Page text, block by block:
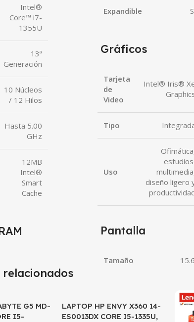
Intel®
Core™ i7-
1355U
13ª
Generación
10 Núcleos
/ 12 Hilos
Hasta 5.00
GHz
12MB
Intel®
Smart
Cache
Expandible
Gráficos
Tarjeta
de
Video
Intel® Iris®
Tipo
Uso
diseño ligero
Pantalla
Tamaño
G5 MD-
I5-
LAPTOP HP ENVY X360 14-
ES0013DX CORE I5-1335U,